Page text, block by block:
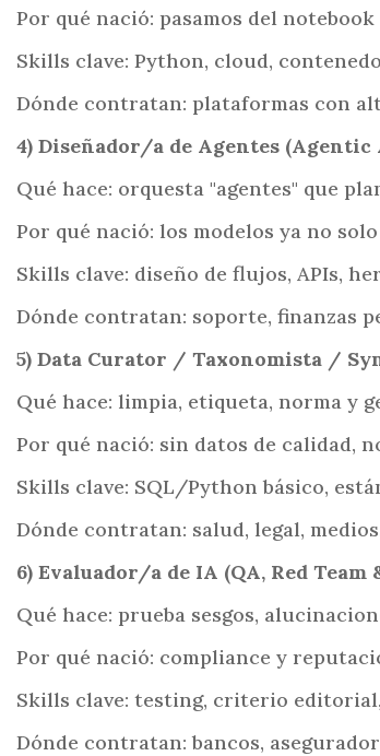
Por qué nació: pasamos del
Skills clave: Python, cloud,
Dónde contratan: plataformas con
4) Diseñador/a de Agentes (Agentic
Qué hace: orquesta "agentes" que
Por qué nació: los modelos ya no
Skills clave: diseño de flujos, APIs,
Dónde contratan: soporte, finanzas
5) Data Curator / Taxonomista /
Qué hace: limpia, etiqueta, norma y
Por qué nació: sin datos de calidad,
Skills clave: SQL/Python básico,
Dónde contratan: salud, legal,
6) Evaluador/a de IA (QA, Red Team
Qué hace: prueba sesgos,
Por qué nació: compliance y
Skills clave: testing, criterio
Dónde contratan: bancos,